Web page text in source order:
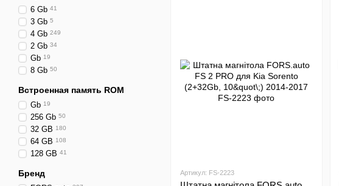
Артикул: FS-2223
6 Gb 41
3 Gb 5
4 Gb 249
2 Gb 34
Gb 19
8 Gb 50
Встроенная память ROM
Gb 19
256 Gb 50
32 GB 180
64 GB 108
128 GB 41
Бренд